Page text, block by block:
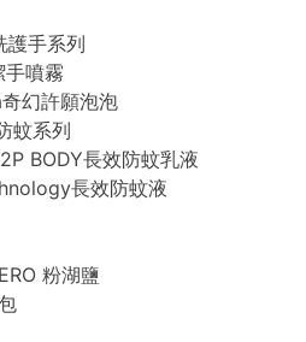
護手系列
噴霧
幻許願泡泡
蚊系列
BODY長效防蚊乳液
長效防蚊液
粉湖鹽